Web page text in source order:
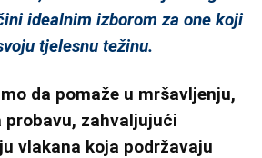
idealnim izborom za one koji
tjelesnu težinu.
da pomaže u mršavljenju,
probavu, zahvaljujući
vlakana koja podržavaju